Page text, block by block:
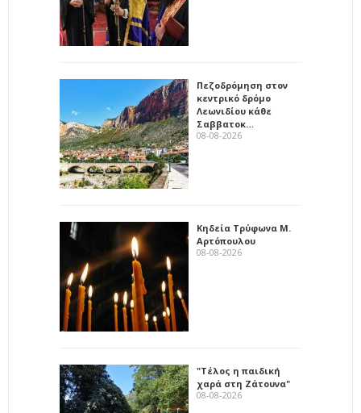
Πεζοδρόμηση στον
κεντρικό δρόμο
Λεωνιδίου κάθε
Σαββατοκ…
08-08-2026
Κηδεία Τρύφωνα Μ.
Αρτόπουλου
08-08-2026
"Τέλος η παιδική
χαρά στη Ζάτουνα"
08-08-2026